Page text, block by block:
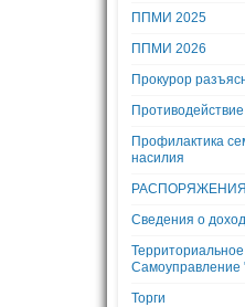
ППМИ 2025
ППМИ 2026
Прокурор
Профилактика
насилия
РАСПОРЯЖЕНИЯ
Сведения о
Самоуправление
Торги